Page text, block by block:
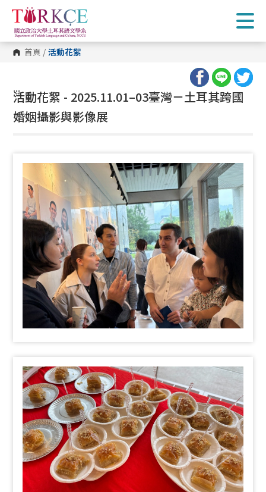
跳
到
主
要
內
容 首頁 / 活動花絮
:::
活動花絮 - 2025.11.01–03臺灣－土耳其跨國
婚姻攝影與影像展